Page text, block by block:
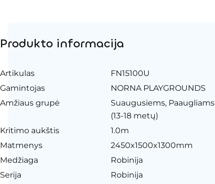
Produkto informacija
Artikulas
FN15100U
Gamintojas
NORNA PLAYGROUNDS
Amžiaus grupė
Suaugusiems, Paaugliams
(13-18 metų)
Kritimo aukštis
1.0m
Matmenys
2450x1500x1300mm
Medžiaga
Robinija
Serija
Robinija